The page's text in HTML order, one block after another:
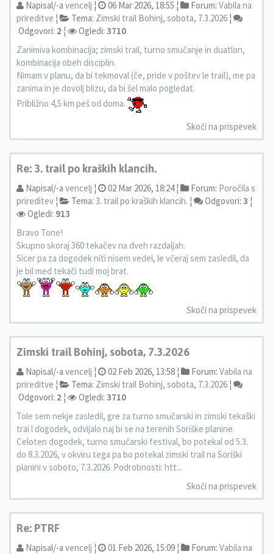
Napisal/-a vencelj ¦ 06 Mar 2026, 18:55 ¦ Forum: Vabila na
prireditve ¦ Tema: Zimski trail Bohinj, sobota, 7.3.2026 ¦
Odgovori: 2 ¦ Ogledi: 3710
Zanimiva kombinacija; zimski trail, turno smučanje in duatlon,
kombinacija obeh disciplin.
Nimam v planu, da bi tekmoval (če, pride v poštev le trail), me pa
zanima in je dovolj blizu, da bi šel malo pogledat.
Približno 4,5 km peš od doma.
Skoči na prispevek
Re: 3. trail po kraških klancih.
Napisal/-a vencelj ¦ 02 Mar 2026, 18:24 ¦ Forum: Poročila s
prireditev ¦ Tema: 3. trail po kraških klancih. ¦ Odgovori: 3 ¦
Ogledi: 913
Bravo Tone!
Skupno skoraj 360 tekačev na dveh razdaljah.
Sicer pa za dogodek niti nisem vedel, le včeraj sem zasledil, da
je bil med tekači tudi moj brat.
Skoči na prispevek
Zimski trail Bohinj, sobota, 7.3.2026
Napisal/-a vencelj ¦ 02 Feb 2026, 13:58 ¦ Forum: Vabila na
prireditve ¦ Tema: Zimski trail Bohinj, sobota, 7.3.2026 ¦
Odgovori: 2 ¦ Ogledi: 3710
Tole sem nekje zasledil, gre za turno smučarski in zimski tekaški
trai l dogodek, odvijalo naj bi se na terenih Soriške planine.
Celoten dogodek, turno smučarski festival, bo potekal od 5.3.
do 8.3.2026, v okviru tega pa bo potekal zimski trail na Soriški
planini v soboto, 7.3.2026. Podrobnosti: htt...
Skoči na prispevek
Re: PTRF
Napisal/-a vencelj ¦ 01 Feb 2026, 15:09 ¦ Forum: Vabila na